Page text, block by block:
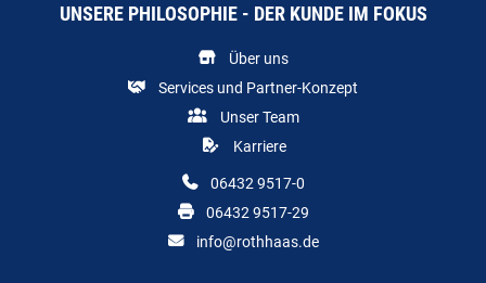
UNSERE PHILOSOPHIE - DER KUNDE IM FOKUS
Über uns
Services und Partner-Konzept
Unser Team
Karriere
06432 9517-0
06432 9517-29
info@rothhaas.de